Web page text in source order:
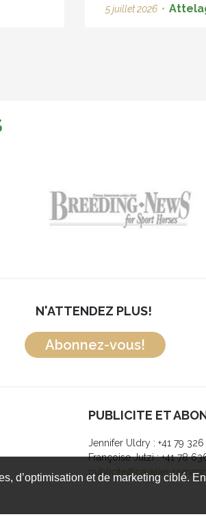
5 juillet 2026 •
N'ATTENDEZ PLUS!
Abonnez-vous!
PUBLICITE ET
Jennifer Uldry : +41 79 326
Françoise Jutzi : +41 78
publicite@cavalier-
d’optimisation et de marketing ciblé.